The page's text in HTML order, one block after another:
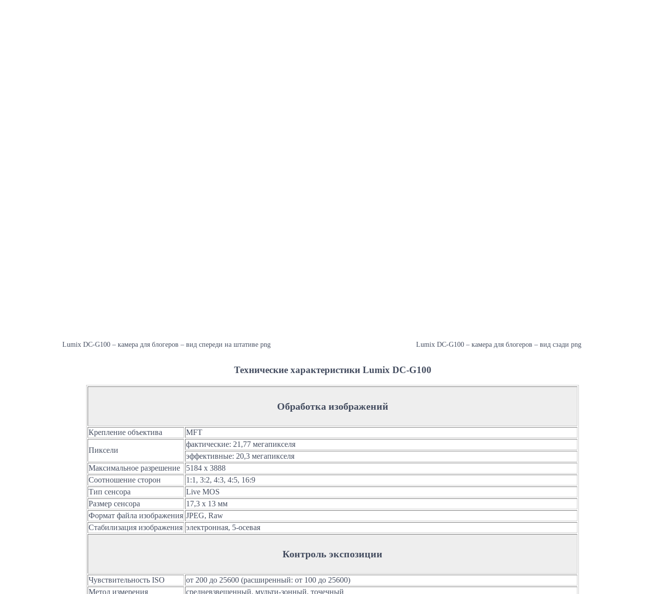
Lumix DC-G100 – камера для блогеров – вид спереди на штативе png Lumix DC-G100 – камера для блогеров – вид сзади png
Технические характеристики Lumix DC-G100
Обработка изображений
Крепление объектива MFT
Пиксели
фактические: 21,77 мегапикселя
эффективные: 20,3 мегапикселя
Максимальное разрешение
5184 x 3888
Соотношение сторон
1:1, 3:2, 4:3, 4:5, 16:9
Тип сенсора
Live MOS
Размер сенсора
17,3 х 13 мм
Формат файла изображения JPEG, Raw
Стабилизация изображения электронная, 5-осевая
Контроль экспозиции
Чувствительность ISO
от 200 до 25600 (расширенный: от 100 до 25600)
Метод измерения
средневзвешенный, мульти-зонный, точечный